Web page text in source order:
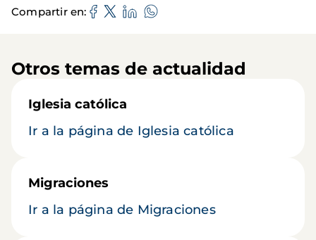
Compartir en
Otros temas de actualidad
Iglesia católica
Ir a la página de Iglesia católica
Migraciones
Ir a la página de Migraciones